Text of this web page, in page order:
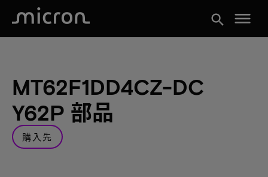
search menu
MT62F1DD4CZ-DC
Y62P 部品
購入先